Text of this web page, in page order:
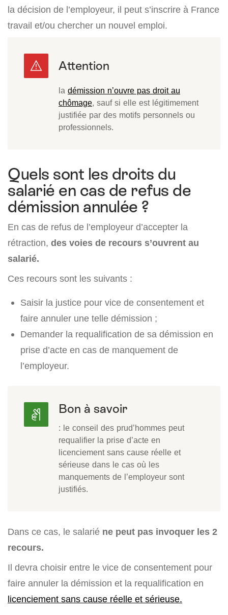
la décision de l’employeur, il peut s’inscrire à France
travail et/ou chercher un nouvel emploi.
la démission n’ouvre pas droit au
chômage, sauf si elle est légitimement
justifiée par des motifs personnels ou
professionnels.
Quels sont les droits du
salarié en cas de refus de
démission annulée ?
En cas de refus de l’employeur d’accepter la
rétraction, des voies de recours s’ouvrent au
salarié.
Ces recours sont les suivants :
Saisir la justice pour vice de consentement et
faire annuler une telle démission ;
Demander la requalification de sa démission en
prise d’acte en cas de manquement de
l’employeur.
Bon à savoir
: le conseil des prud’hommes peut
requalifier la prise d’acte en
licenciement sans cause réelle et
sérieuse dans le cas où les
manquements de l’employeur sont
justifiés.
Dans ce cas, le salarié ne peut pas invoquer les 2
recours.
Il devra choisir entre le vice de consentement pour
faire annuler la démission et la requalification en
licenciement sans cause réelle et sérieuse.